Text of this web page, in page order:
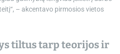
– akcentavo pirmosios vietos
tiltus tarp teorijos ir